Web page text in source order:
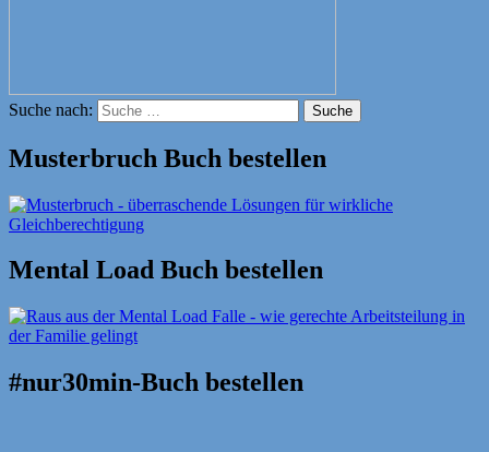
Suche nach: Suche
Musterbruch Buch bestellen
Mental Load Buch bestellen
#nur30min-Buch bestellen